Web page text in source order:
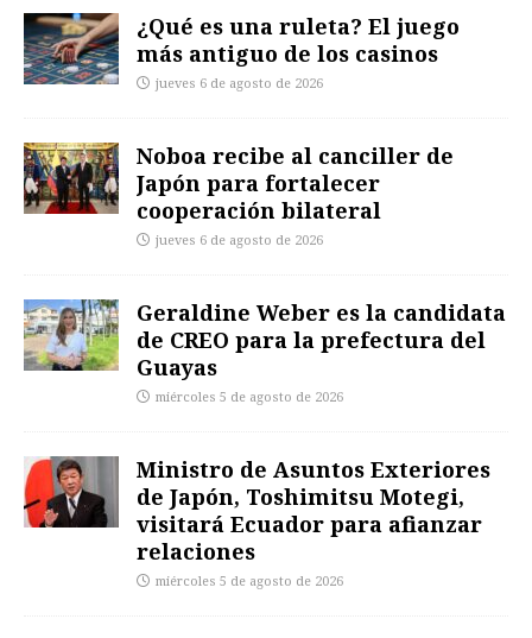
¿Qué es una ruleta? El juego
más antiguo de los casinos
jueves 6 de agosto de 2026
Noboa recibe al canciller de
Japón para fortalecer
cooperación bilateral
jueves 6 de agosto de 2026
Geraldine Weber es la candidata
de CREO para la prefectura del
Guayas
miércoles 5 de agosto de 2026
Ministro de Asuntos Exteriores
de Japón, Toshimitsu Motegi,
visitará Ecuador para afianzar
relaciones
miércoles 5 de agosto de 2026